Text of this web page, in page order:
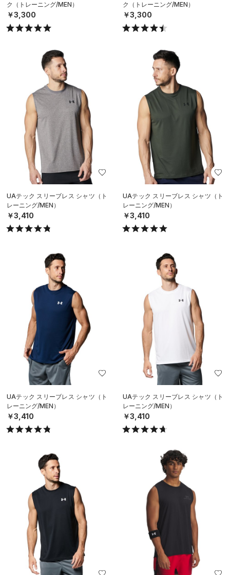
ク（トレーニング/MEN）
￥3,300
ク（トレーニング/MEN）
￥3,300
UAテック スリーブレス シャツ（ト
レーニング/MEN）
￥3,410
UAテック スリーブレス シャツ（ト
レーニング/MEN）
￥3,410
UAテック スリーブレス シャツ（ト
レーニング/MEN）
￥3,410
UAテック スリーブレス シャツ（ト
レーニング/MEN）
￥3,410